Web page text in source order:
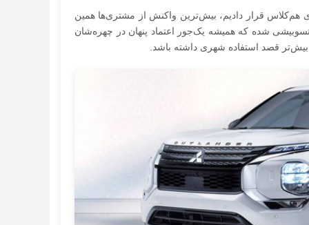
هم‌کلاس قرار دادیم، بیش‌ترین واکنش از مشتری‌ها همین
شده که همیشه یک‌جور اعتماد پنهان در چهره‌شان
قصد استفاده شهری داشته باشد.